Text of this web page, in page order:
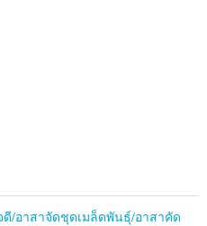
/อาสาจัดชุดเมล็ดพันธุ์/อาสาคัด